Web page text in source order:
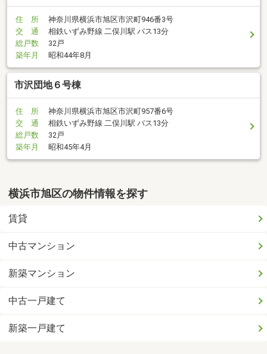
住 所
神奈川県横浜市旭区市沢町946番3号
交 通
相鉄いずみ野線 二俣川駅 バス13分
総戸数
32戸
築年月
昭和44年8月
市沢団地６号棟
住 所
神奈川県横浜市旭区市沢町957番6号
交 通
相鉄いずみ野線 二俣川駅 バス13分
総戸数
32戸
築年月
昭和45年4月
横浜市旭区の物件情報を探す
賃貸
中古マンション
新築マンション
中古一戸建て
新築一戸建て